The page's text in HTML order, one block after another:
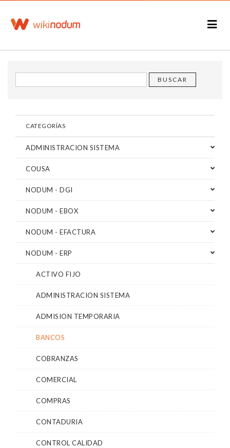
CATEGORÍAS
ADMINISTRACION SISTEMA
COUSA
NODUM - DGI
NODUM - EBOX
NODUM - EFACTURA
NODUM - ERP
ACTIVO FIJO
ADMINISTRACION SISTEMA
ADMISION TEMPORARIA
BANCOS
COBRANZAS
COMERCIAL
COMPRAS
CONTADURIA
CONTROL CALIDAD